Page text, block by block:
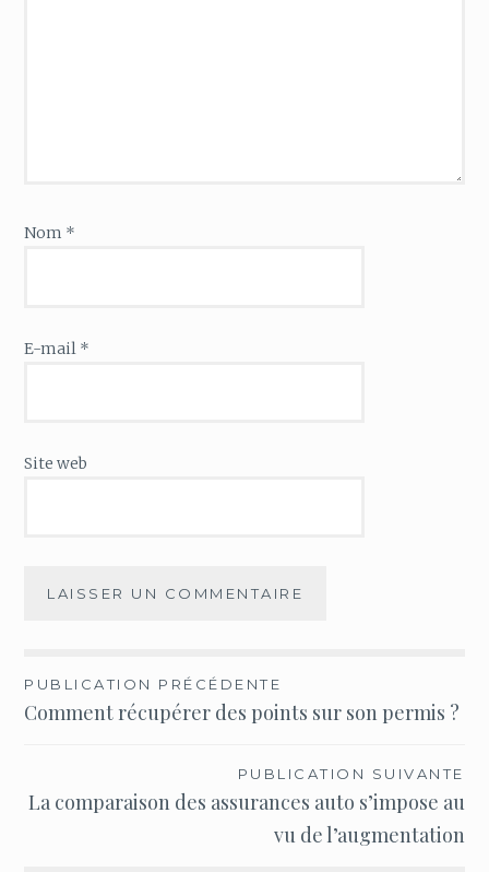
Nom *
E-mail *
Site web
Navigation
de
PUBLICATION PRÉCÉDENTE
Comment récupérer des points sur son permis ?
PUBLICATION SUIVANTE
La comparaison des assurances auto s’impose au
vu de l’augmentation